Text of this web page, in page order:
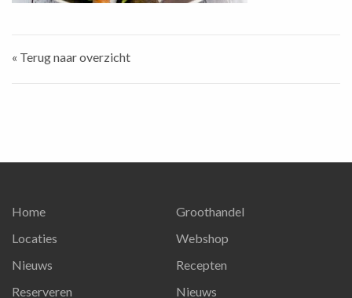
« Terug naar overzicht
Home
Locaties
Nieuws
Reserveren
Groothandel
Webshop
Recepten
Nieuws